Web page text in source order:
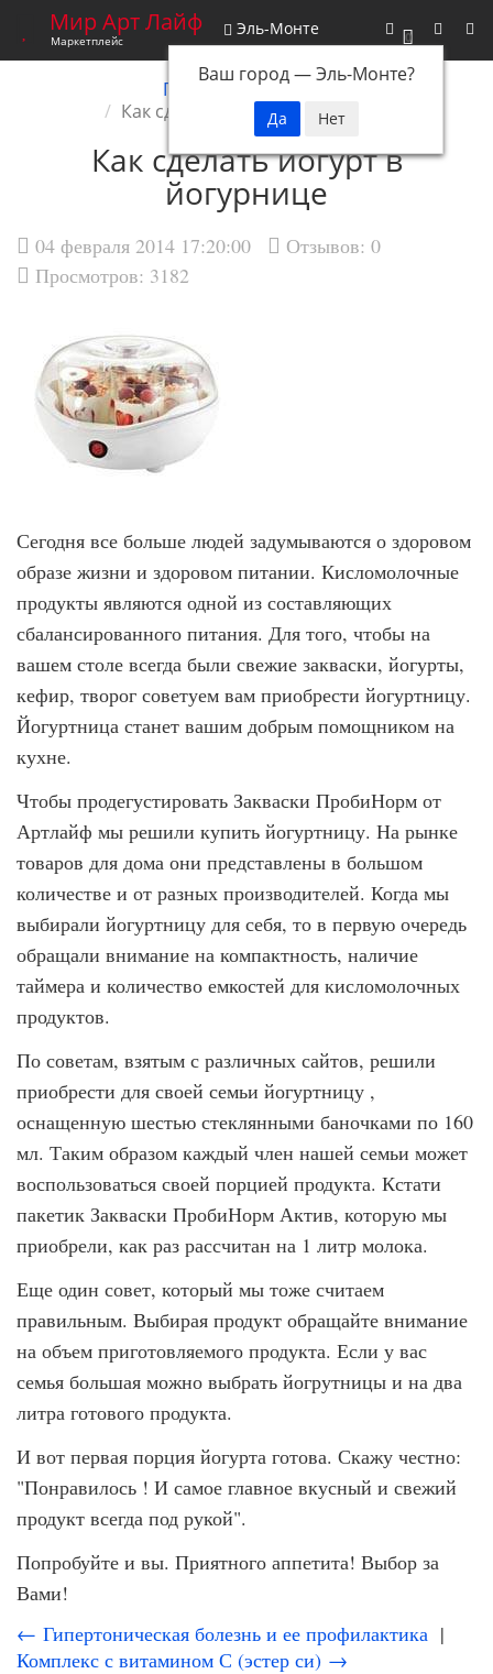
0
Мир Арт Лайф
Маркетплейс
Эль-Монте
Ваш город —Эль-Монте?
Главная
Новости
Как сделать йогурт в йогурнице
Как сделать йогурт в
йогурнице
04 февраля 2014 17:20:00 Отзывов: 0
Просмотров: 3182
Сегодня все больше людей задумываются о здоровом
образе жизни и здоровом питании. Кисломолочные
продукты являются одной из составляющих
сбалансированного питания. Для того, чтобы на
вашем столе всегда были свежие закваски, йогурты,
кефир, творог советуем вам приобрести йогуртницу.
Йогуртница станет вашим добрым помощником на
кухне.
Чтобы продегустировать Закваски ПробиНорм от
Артлайф мы решили купить йогуртницу. На рынке
товаров для дома они представлены в большом
количестве и от разных производителей. Когда мы
выбирали йогуртницу для себя, то в первую очередь
обращали внимание на компактность, наличие
таймера и количество емкостей для кисломолочных
продуктов.
По советам, взятым с различных сайтов, решили
приобрести для своей семьи йогуртницу ,
оснащенную шестью стеклянными баночками по 160
мл. Таким образом каждый член нашей семьи может
воспользоваться своей порцией продукта. Кстати
пакетик Закваски ПробиНорм Актив, которую мы
приобрели, как раз рассчитан на 1 литр молока.
Еще один совет, который мы тоже считаем
правильным. Выбирая продукт обращайте внимание
на объем приготовляемого продукта. Если у вас
семья большая можно выбрать йогрутницы и на два
литра готового продукта.
И вот первая порция йогурта готова. Скажу честно:
"Понравилось ! И самое главное вкусный и свежий
продукт всегда под рукой".
Попробуйте и вы. Приятного аппетита! Выбор за
Вами!
← Гипертоническая болезнь и ее профилактика |
Комплекс с витамином С (эстер си) →